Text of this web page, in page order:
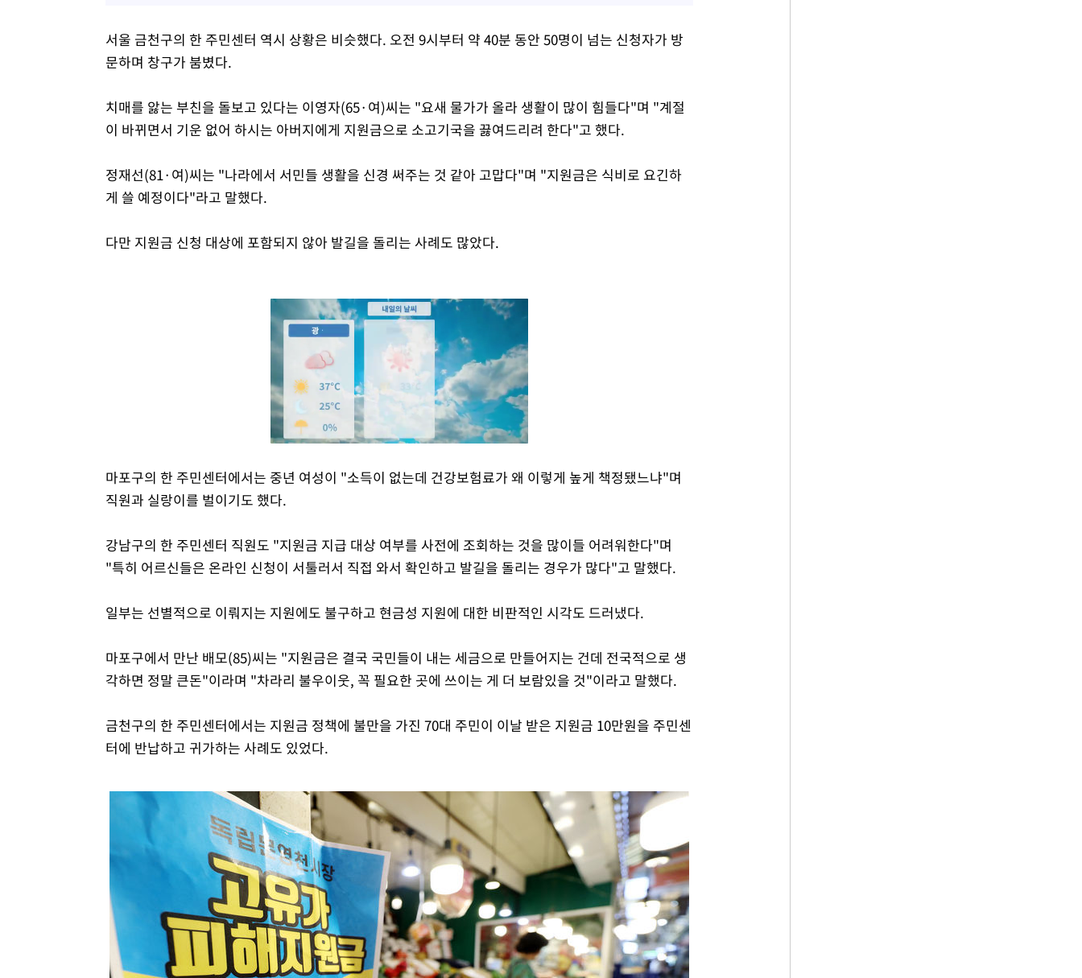
서울 금천구의 한 주민센터 역시 상황은 비슷했다. 오전 9시부터 약 40분 동안 50명이 넘는 신청자가 방
문하며 창구가 붐볐다.
치매를 앓는 부친을 돌보고 있다는 이영자(65·여)씨는 "요새 물가가 올라 생활이 많이 힘들다"며 "계절
이 바뀌면서 기운 없어 하시는 아버지에게 지원금으로 소고기국을 끓여드리려 한다"고 했다.
정재선(81·여)씨는 "나라에서 서민들 생활을 신경 써주는 것 같아 고맙다"며 "지원금은 식비로 요긴하
게 쓸 예정이다"라고 말했다.
다만 지원금 신청 대상에 포함되지 않아 발길을 돌리는 사례도 많았다.
마포구의 한 주민센터에서는 중년 여성이 "소득이 없는데 건강보험료가 왜 이렇게 높게 책정됐느냐"며
직원과 실랑이를 벌이기도 했다.
강남구의 한 주민센터 직원도 "지원금 지급 대상 여부를 사전에 조회하는 것을 많이들 어려워한다"며
"특히 어르신들은 온라인 신청이 서툴러서 직접 와서 확인하고 발길을 돌리는 경우가 많다"고 말했다.
일부는 선별적으로 이뤄지는 지원에도 불구하고 현금성 지원에 대한 비판적인 시각도 드러냈다.
마포구에서 만난 배모(85)씨는 "지원금은 결국 국민들이 내는 세금으로 만들어지는 건데 전국적으로 생
각하면 정말 큰돈"이라며 "차라리 불우이웃, 꼭 필요한 곳에 쓰이는 게 더 보람있을 것"이라고 말했다.
금천구의 한 주민센터에서는 지원금 정책에 불만을 가진 70대 주민이 이날 받은 지원금 10만원을 주민센
터에 반납하고 귀가하는 사례도 있었다.